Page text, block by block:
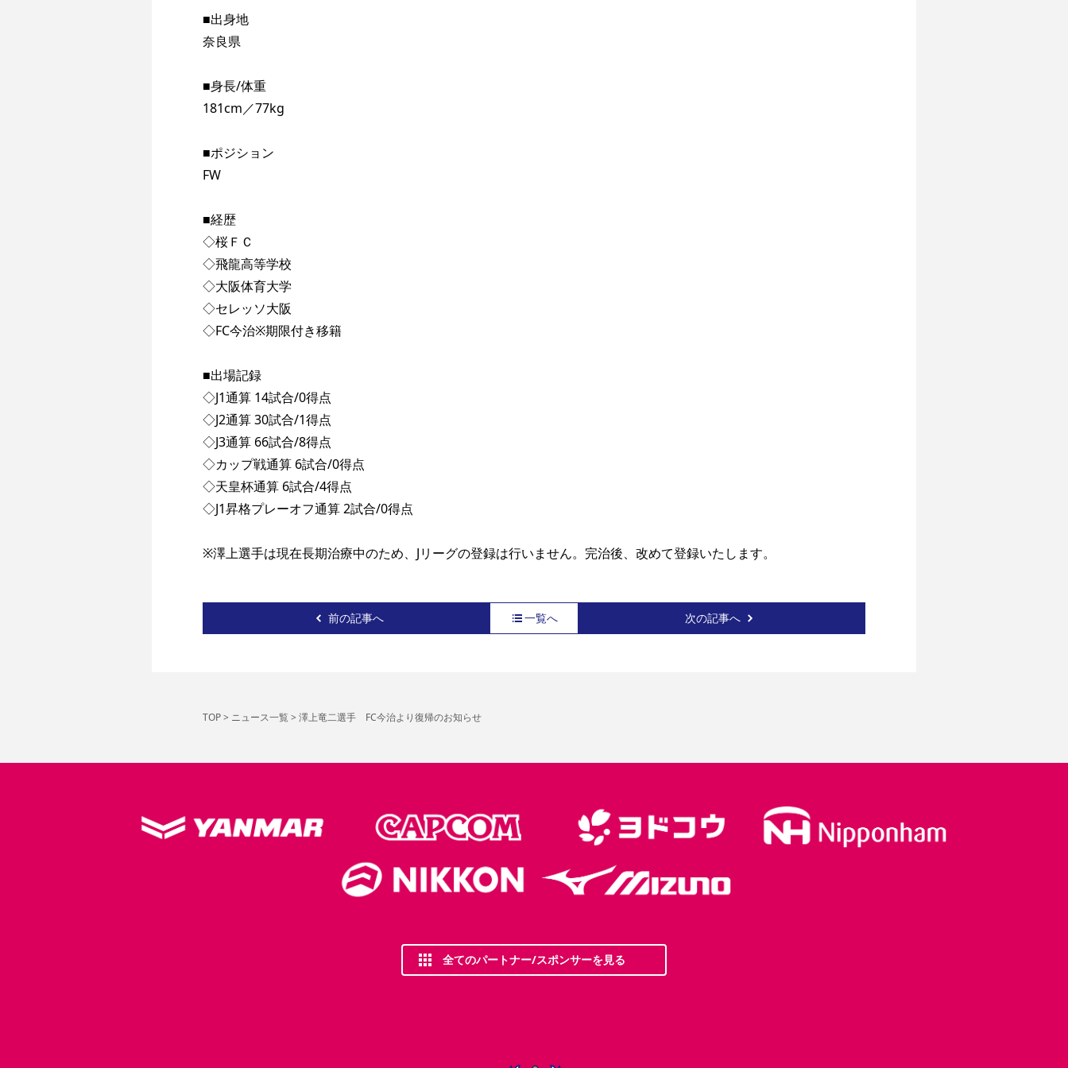
■出身地
奈良県
■身長/体重
181cm／77kg
■ポジション
FW
■経歴
◇桜ＦＣ
◇飛龍高等学校
◇大阪体育大学
◇セレッソ大阪
◇FC今治※期限付き移籍
■出場記録
◇J1通算 14試合/0得点
◇J2通算 30試合/1得点
◇J3通算 66試合/8得点
◇カップ戦通算 6試合/0得点
◇天皇杯通算 6試合/4得点
◇J1昇格プレーオフ通算 2試合/0得点
※澤上選手は現在長期治療中のため、Jリーグの登録は行いません。完治後、改めて登録いたします。
前の記事へ 一覧へ 次の記事へ
TOP> ニュース一覧> 澤上竜二選手 FC今治より復帰のお知らせ
全てのパートナー/スポンサーを見る